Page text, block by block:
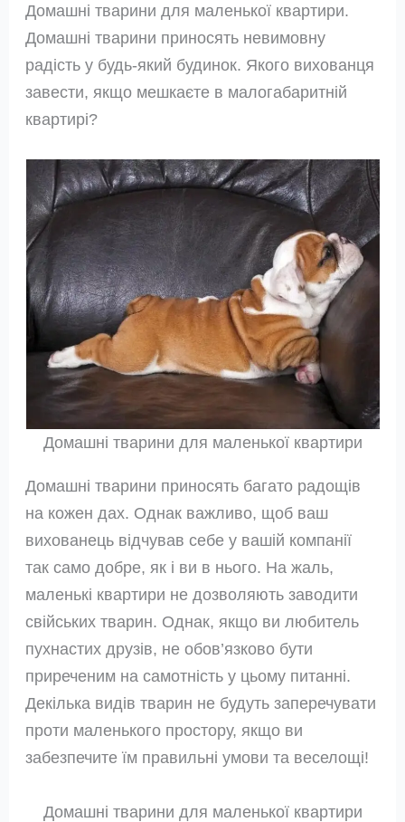
Домашні тварини для маленької квартири.
Домашні тварини приносять невимовну
радість у будь-який будинок. Якого вихованця
завести, якщо мешкаєте в малогабаритній
квартирі?
Домашні тварини для маленької квартири
Домашні тварини приносять багато радощів
на кожен дах. Однак важливо, щоб ваш
вихованець відчував себе у вашій компанії
так само добре, як і ви в нього. На жаль,
маленькі квартири не дозволяють заводити
свійських тварин. Однак, якщо ви любитель
пухнастих друзів, не обов’язково бути
приреченим на самотність у цьому питанні.
Декілька видів тварин не будуть заперечувати
проти маленького простору, якщо ви
забезпечите їм правильні умови та веселощі!
Домашні тварини для маленької квартири